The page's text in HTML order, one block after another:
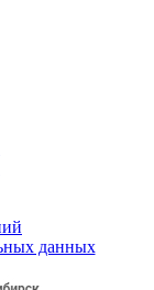
данных